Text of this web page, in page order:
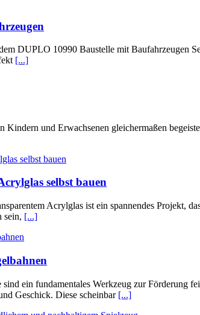
DUPLO 10990 Baustelle mit Baufahrzeugen
[...]
und Erwachsenen gleichermaßen
selbst bauen
Acrylglas ist ein spannendes Projekt,
sein, [...]
ein fundamentales Werkzeug zur Förderung
Geschick. Diese scheinbar [...]